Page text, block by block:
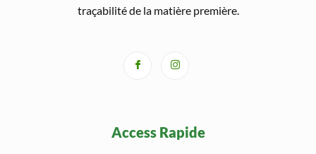
traçabilité de la matière première.
Access Rapide